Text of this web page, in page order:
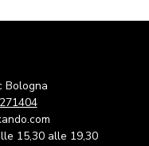
Bologna
15,30 alle 19,30